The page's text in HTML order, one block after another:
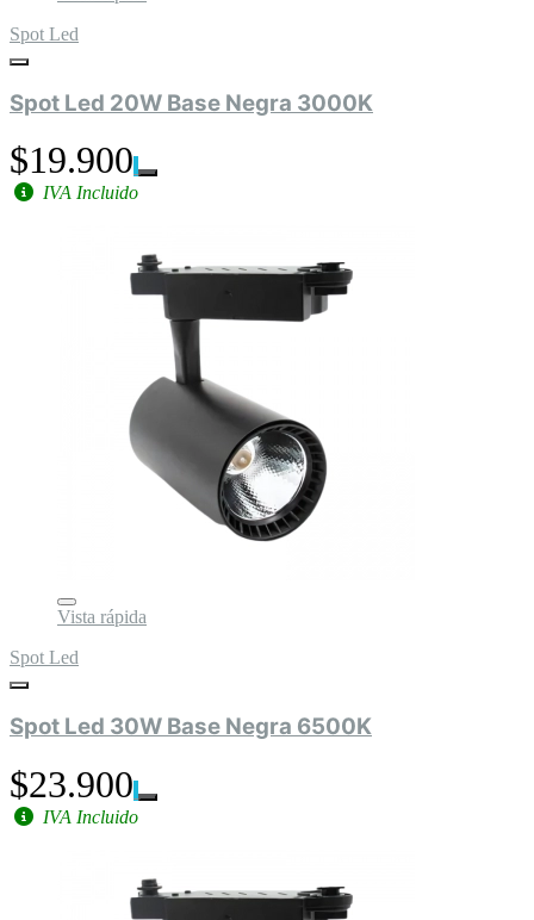
Spot Led
Spot Led 20W Base Negra 3000K
$19.900
IVA Incluido
Vista rápida
Spot Led
Spot Led 30W Base Negra 6500K
$23.900
IVA Incluido